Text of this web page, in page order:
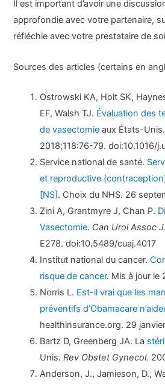
Il est important d’avoir une
approfondie avec votre partenaire,
réfléchie avec votre prestataire de
Sources des articles (certains en
Ostrowski KA, Holt SK,
EF, Walsh TJ. Évaluation des
de vasectomie aux États-Unis.
2018;118:76-79. doi:10.1016/
Service national de santé.
et reproductive
[NS]. Choix du NHS. 26
Zini A, Grantmyre J, Chan P.
Vasectomie. Can Urol Assoc J
E278. doi:10.5489/cuaj.4017
Institut national du cancer.
risque de cancer. Mis à jour le
Norris L. Est-il vrai que les
préventifs d’Obamacare
healthinsurance.org. 29
Bartz D, Greenberg JA. La
Unis.Rev Obstet Gynecol.
Anderson, J., Jamieson, D.,